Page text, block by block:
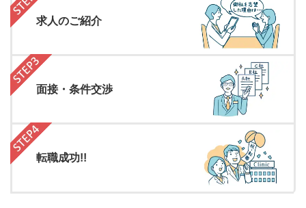
求人のご紹介
面接・条件交渉
転職成功!!